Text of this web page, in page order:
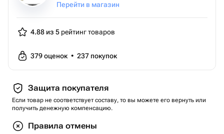
Перейти в магазин
4.88 из 5 рейтинг товаров
379оценок • 237 покупок
Защита покупателя
Если товар не соответствует составу, то вы можете его вернуть или
получить денежную компенсацию.
Правила отмены